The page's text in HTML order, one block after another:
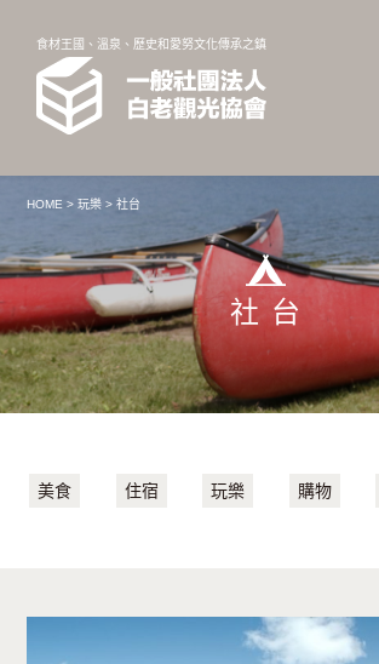
食材王國、溫泉、歷史和愛努文化傳承之鎮
HOME >玩樂 >社台
社台
美食 住宿 玩樂 購物